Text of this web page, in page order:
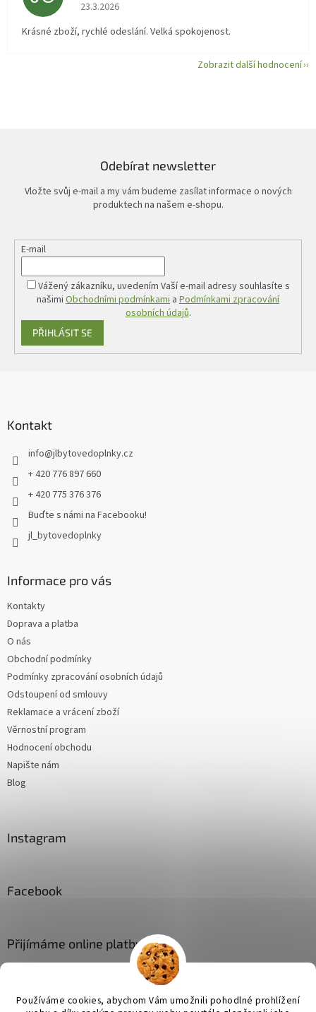
Používáme cookies, abychom Vám umožnili pohodlné prohlížení
23.3.2026
Krásné zboží, rychlé odeslání. Velká spokojenost.
Zobrazit další hodnocení
Odebírat newsletter
Vložte svůj e-mail a my vám budeme zasílat informace o nových
produktech na našem e-shopu.
E-mail
Vážený zákazníku, uvedením Vaší e-mail adresy souhlasíte s
našimi Obchodními podmínkami a Podmínkami zpracování
osobních údajů.
PŘIHLÁSIT SE
Kontakt
info@jlbytovedoplnky.cz
+ 420 776 897 660
+ 420 775 376 376
Buďte s námi na Facebooku!
jl_bytovedoplnky
Informace pro vás
Kontakty
Doprava a platba
O nás
Obchodní podmínky
Podmínky zpracování osobních údajů
Odstoupení od smlouvy
Reklamace a vrácení zboží
Věrnostní program
Hodnocení obchodu
Napište nám
Blog
Instagram
Facebook
Přijímáme online platby